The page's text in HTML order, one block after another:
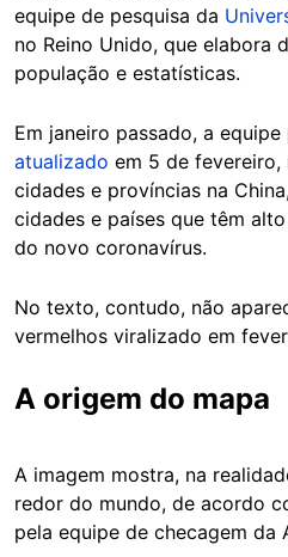
equipe de pesquisa da
no Reino Unido, que elabora
população e estatísticas.
Em janeiro passado, a
atualizado em 5 de
cidades e províncias na
cidades e países que têm
do novo coronavírus.
No texto, contudo, não
vermelhos viralizado em
A origem do mapa
A imagem mostra, na
redor do mundo, de acordo
pela equipe de checagem da